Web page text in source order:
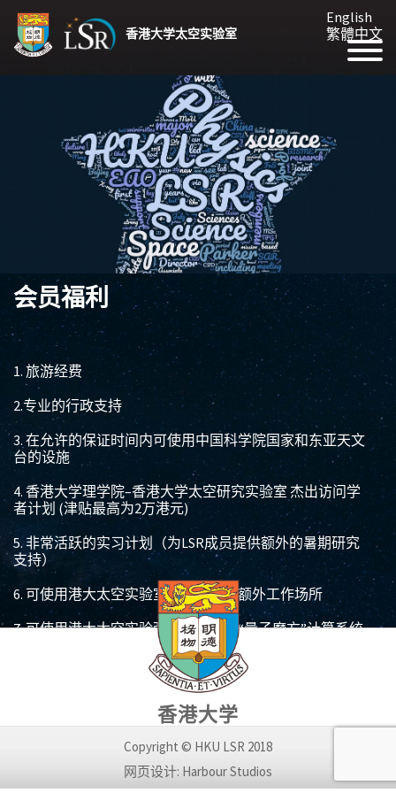
香港大学太空实验室
English
繁體中文
会员福利
1. 旅游经费
2.专业的行政支持
3. 在允许的保证时间内可使用中国科学院国家和东亚天文
台的设施
4. 香港大学理学院–香港大学太空研究实验室 杰出访问学
者计划 (津贴最高为2万港元)
5.非常活跃的实习计划（为LSR成员提供额外的暑期研究
支持）
6. 可使用港大太空实验室在数码港的额外工作场所
7.可使用港大太空实验强大的多节点 “量子魔方”计算系统
可用港大太空实验室的License使用“Overleaf” LateX
件，一款分享论文文件的软件
特别学术报告系列活动
通过与战略合作伙伴我们的谅解备忘录和协议，可以
接触一些激动人心的项目和计划
香港大学
Copyright © HKU LSR 2018
网页设计: Harbour Studios